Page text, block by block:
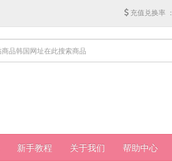
充值兑换率 ：
新手教程 关于我们 帮助中心